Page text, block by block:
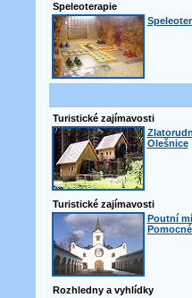
Speleoterapie
Turistické zajímavosti
Olešnice
Turistické zajímavosti
Poutní
Rozhledny a vyhlídky